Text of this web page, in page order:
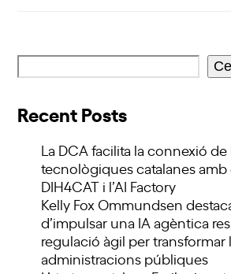
Recent Posts
La DCA facilita la connexió
tecnològiques catalanes amb
DIH4CAT i l’AI Factory
Kelly Fox Ommundsen
d’impulsar una IA agèntica
regulació àgil per transformar
administracions públiques